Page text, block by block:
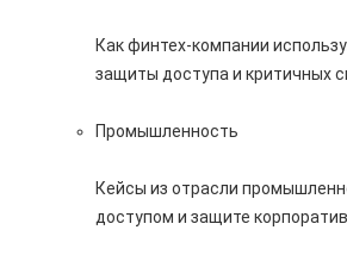
Как финтех-компании
защиты доступа и критичных
Промышленность
Кейсы из отрасли
доступом и защите